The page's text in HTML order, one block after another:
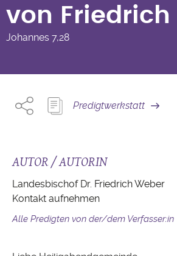
von Friedrich
Johannes 7,28
Predigtwerkstatt
AUTOR / AUTORIN
Landesbischof Dr. Friedrich Weber
Kontakt aufnehmen
Alle Predigten von der/dem Verfasser:in